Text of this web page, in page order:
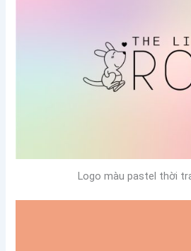
Logo màu pastel thời